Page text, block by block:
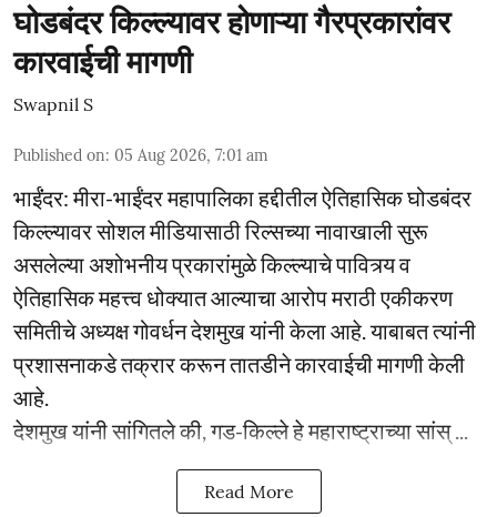
घोडबंदर किल्ल्यावर होणाऱ्या गैरप्रकारांवर
कारवाईची मागणी
Swapnil S
Published on: 05 Aug 2026, 7:01 am
भाईंंदर: मीरा-भाईंदर महापालिका हद्दीतील ऐतिहासिक घोडबंदर
किल्ल्यावर सोशल मीडियासाठी रिल्सच्या नावाखाली सुरू
असलेल्या अशोभनीय प्रकारांमुळे किल्ल्याचे पावित्र्य व
ऐतिहासिक महत्त्व धोक्यात आल्याचा आरोप मराठी एकीकरण
समितीचे अध्यक्ष गोवर्धन देशमुख यांनी केला आहे. याबाबत त्यांनी
प्रशासनाकडे तक्रार करून तातडीने कारवाईची मागणी केली
आहे.
देशमुख यांनी सांगितले की, गड-किल्ले हे महाराष्ट्राच्या सांस् ...
Read More